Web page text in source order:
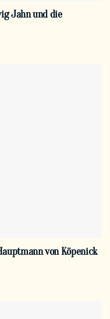
Jahn und die
von Köpenick